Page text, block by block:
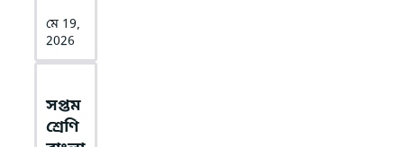
মে 19,
2026
সপ্তম
শ্রেণি